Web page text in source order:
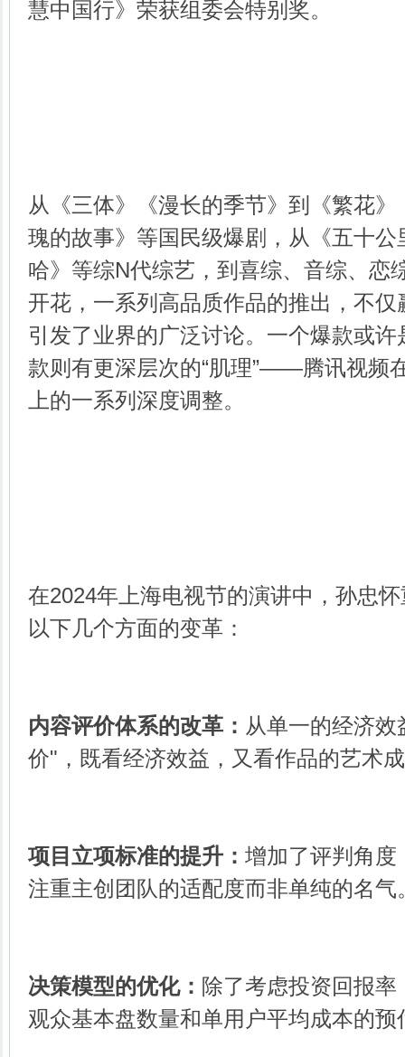
慧中国行》荣获组委会特别奖。
从《三体》《漫长的季节》到《繁花
瑰的故事》等国民级爆剧，从《五十
哈》等综N代综艺，到喜综、音综、恋
开花，一系列高品质作品的推出，不
引发了业界的广泛讨论。一个爆款或
款则有更深层次的“肌理”——腾讯视频
上的一系列深度调整。
在2024年上海电视节的演讲中，孙忠
以下几个方面的变革：
内容评价体系的改革： 从单一的经济
价"，既看经济效益，又看作品的艺术
项目立项标准的提升： 增加了评判角度
注重主创团队的适配度而非单纯的名气
决策模型的优化： 除了考虑投资回报
观众基本盘数量和单用户平均成本的预